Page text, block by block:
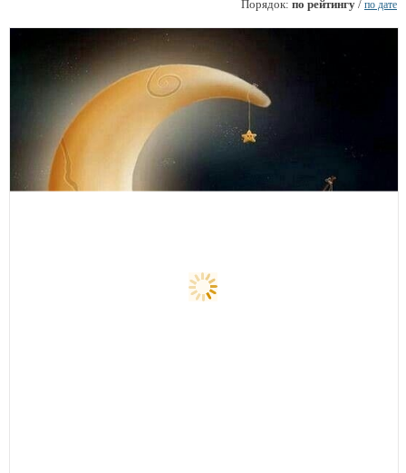
Порядок: по рейтингу / по дате